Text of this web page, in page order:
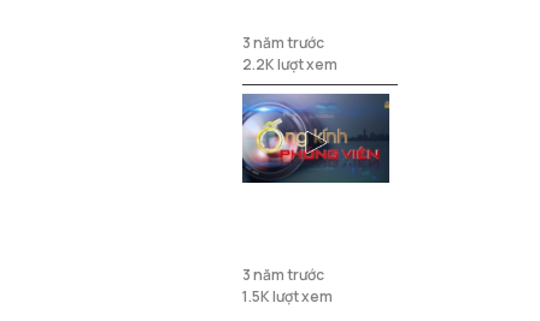
rông
3 năm trước
2.2K lượt xem
ngày
07/11/2023
3 năm trước
1.5K lượt xem